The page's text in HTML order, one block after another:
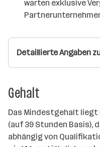
warten exklusive
Detaillierte Angaben
Gehalt
Das Mindestgehalt liegt
(auf 39 Stunden
abhängig von